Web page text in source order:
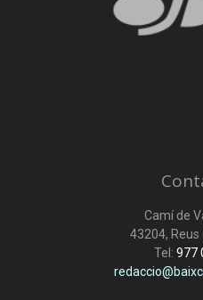
Camí de
43204,
Tel: 977